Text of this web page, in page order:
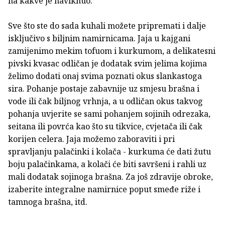
Sve što ste do sada kuhali možete pripremati i dalje
isključivo s biljnim namirnicama. Jaja u kajgani
zamijenimo mekim tofuom i kurkumom, a delikatesni
pivski kvasac odličan je dodatak svim jelima kojima
želimo dodati onaj svima poznati okus slankastoga
sira. Pohanje postaje zabavnije uz smjesu brašna i
vode ili čak biljnog vrhnja, a u odličan okus takvog
pohanja uvjerite se sami pohanjem sojinih odrezaka,
seitana ili povrća kao što su tikvice, cvjetača ili čak
korijen celera. Jaja možemo zaboraviti i pri
spravljanju palačinki i kolača - kurkuma će dati žutu
boju palačinkama, a kolači će biti savršeni i rahli uz
mali dodatak sojinoga brašna. Za još zdravije obroke,
izaberite integralne namirnice poput smeđe riže i
tamnoga brašna, itd.